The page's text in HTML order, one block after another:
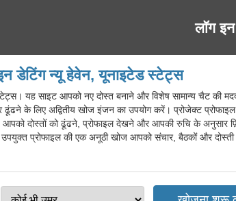
लॉग इन
डेटिंग न्यू हेवेन, यूनाइटेड स्टेट्स
यह साइट आपको नए दोस्त बनाने और विशेष सामान्य चैट की
ढूंढने के लिए अद्वितीय खोज इंजन का उपयोग करें। प्रोजेक्ट
दोस्तों को ढूंढने, प्रोफाइल देखने और आपकी रुचि के अनुसार
प्रोफाइल की एक अनूठी खोज आपको संचार, बैठकों और